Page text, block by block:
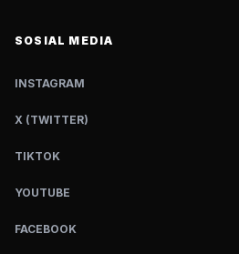
SOSIAL MEDIA
INSTAGRAM
X (TWITTER)
TIKTOK
YOUTUBE
FACEBOOK